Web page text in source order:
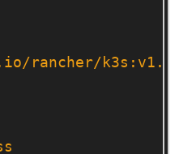
rancher/